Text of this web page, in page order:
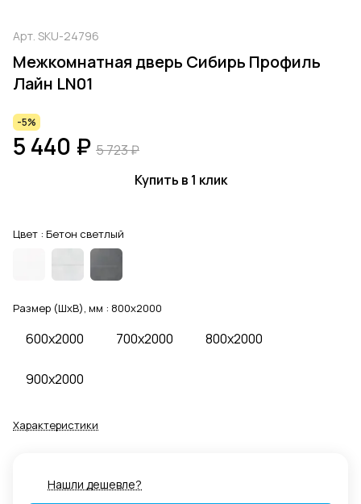
Арт. SKU-24796
Межкомнатная дверь Сибирь Профиль
Лайн LN01
-5%
5 440 ₽ 5 723 ₽
Купить в 1 клик
Цвет : Бетон светлый
Размер (ШхВ), мм : 800x2000
600x2000 700x2000 800x2000
900x2000
Характеристики
Нашли дешевле?